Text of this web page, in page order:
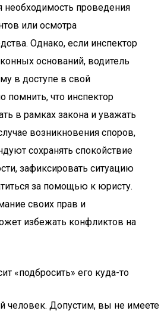
необходимость проведения
или осмотра
Однако, если инспектор
оснований, водитель
в доступе в свой
помнить, что инспектор
в рамках закона и уважать
возникновения споров,
сохранять спокойствие
зафиксировать ситуацию
за помощью к юристу.
своих прав и
избежать конфликтов на
«подбросить» его куда-то
человек. Допустим, вы не имеете